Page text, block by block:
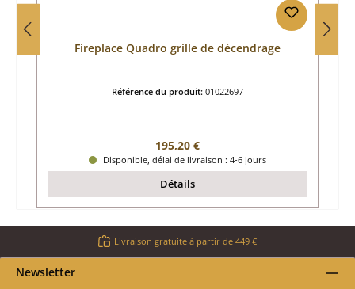
Fireplace Quadro grille de décendrage
Référence du produit: 01022697
Prix régulier :
195,20 €
Disponible, délai de livraison : 4-6 jours
Détails
Livraison gratuite à partir de 449 €
Newsletter